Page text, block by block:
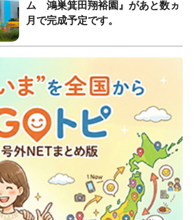
ム 鴻巣箕田翔裕園』があと数ヵ
月で完成予定です。